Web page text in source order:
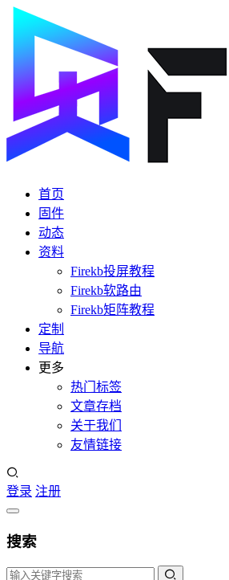
首页
固件
动态
资料
Firekb投屏教程
Firekb软路由
Firekb矩阵教程
定制
导航
更多
热门标签
文章存档
关于我们
友情链接
登录 注册
搜索